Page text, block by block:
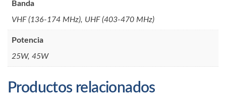
Banda
VHF (136-174 MHz), UHF (403-470 MHz)
Potencia
25W, 45W
Productos relacionados